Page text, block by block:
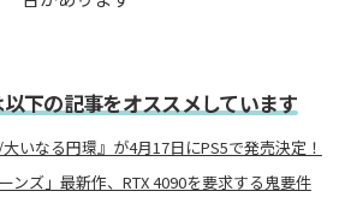
下の記事をオススメしています
いなる円環』が4月17日にPS5で発売決定！
ンズ」最新作、RTX 4090を要求する鬼要件